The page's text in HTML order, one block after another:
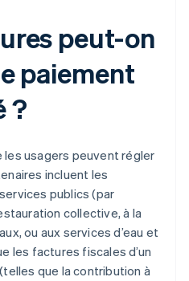
peut-on
paiement
?
usagers peuvent régler
incluent les
publics (par
collective, à la
ou aux services d’eau et
les factures fiscales d’un
que la contribution à